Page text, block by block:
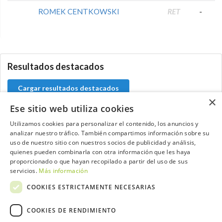
ROMEK CENTKOWSKI RET -
Resultados destacados
Cargar resultados destacados
Contacta con el equipo de NextCaddy
Opina Contacta
×
Ese sitio web utiliza cookies
Utilizamos cookies para personalizar el contenido, los anuncios y
analizar nuestro tráfico. También compartimos información sobre su
uso de nuestro sitio con nuestros socios de publicidad y análisis,
quienes pueden combinarla con otra información que les haya
proporcionado o que hayan recopilado a partir del uso de sus
servicios. Más información
COOKIES ESTRICTAMENTE NECESARIAS
COOKIES DE RENDIMIENTO